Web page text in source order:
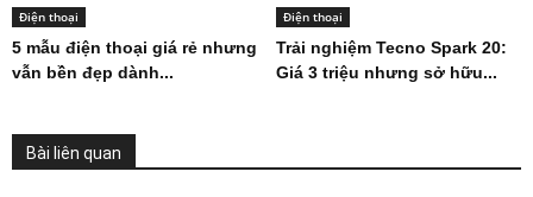
Điện thoại
5 mẫu điện thoại giá rẻ nhưng
vẫn bền đẹp dành...
Điện thoại
Trải nghiệm Tecno Spark 20:
Giá 3 triệu nhưng sở hữu...
Bài liên quan